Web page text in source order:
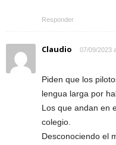
Responder
Claudio 07/09/2023
Piden que los
lengua larga por
Los que andan en
colegio.
Desconociendo el